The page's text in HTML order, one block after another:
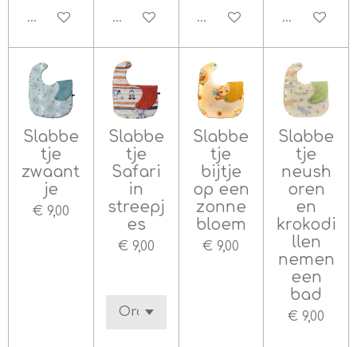
In winkelwagenIn winkelwagenIn winkelwagen
In
Slabbe
tje
zwaant
je
€ 9,00
Slabbe
tje
Safari
in
streepj
es
€ 9,00
Slabbe
tje
bijtje
op een
zonne
bloem
€ 9,00
Slabbe
tje
neush
oren
en
krokodi
llen
nemen
een
bad
€ 9,00